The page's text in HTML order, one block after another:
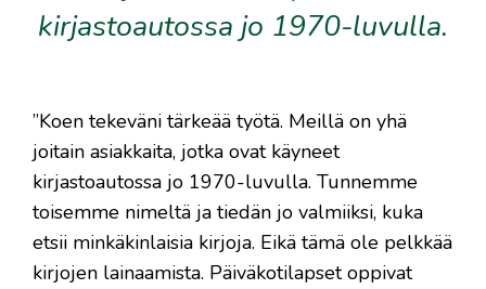
kirjastoautossa jo 1970-luvulla.
”Koen tekeväni tärkeää työtä. Meillä on yhä
joitain asiakkaita, jotka ovat käyneet
kirjastoautossa jo 1970-luvulla. Tunnemme
toisemme nimeltä ja tiedän jo valmiiksi, kuka
etsii minkäkinlaisia kirjoja. Eikä tämä ole pelkkää
kirjojen lainaamista. Päiväkotilapset oppivat